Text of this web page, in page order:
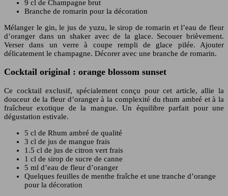
9 cl de Champagne brut
Branche de romarin pour la décoration
Mélanger le gin, le jus de yuzu, le sirop de romarin et l’eau de fleur
d’oranger dans un shaker avec de la glace. Secouer brièvement.
Verser dans un verre à coupe rempli de glace pilée. Ajouter
délicatement le champagne. Décorer avec une branche de romarin.
Cocktail original : orange blossom sunset
Ce cocktail exclusif, spécialement conçu pour cet article, allie la
douceur de la fleur d’oranger à la complexité du rhum ambré et à la
fraîcheur exotique de la mangue. Un équilibre parfait pour une
dégustation estivale.
5 cl de Rhum ambré de qualité
3 cl de jus de mangue frais
1.5 cl de jus de citron vert frais
1 cl de sirop de sucre de canne
5 ml d’eau de fleur d’oranger
Quelques feuilles de menthe fraîche et une tranche d’orange
pour la décoration